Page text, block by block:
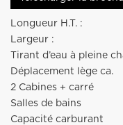
Longueur H.T. :
Largeur :
Tirant d’eau à pleine
Déplacement lège ca.
2 Cabines + carré
Salles de bains
Capacité carburant